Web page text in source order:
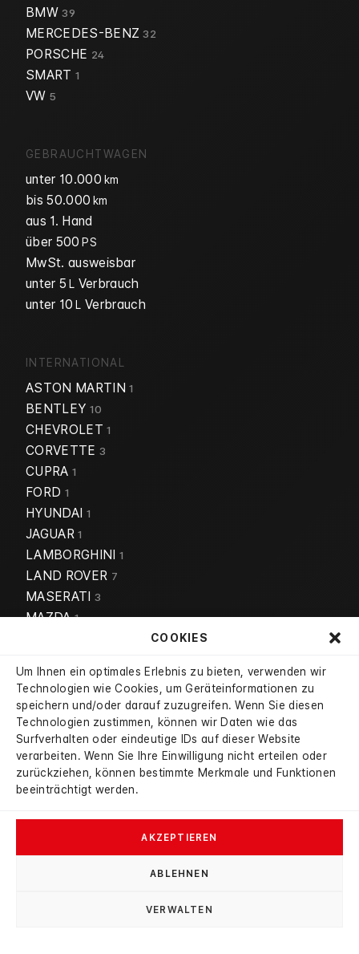
COOKIES
Um Ihnen ein optimales Erlebnis zu bieten, verwenden wir
Technologien wie Cookies, um Geräteinformationen zu
speichern und/oder darauf zuzugreifen. Wenn Sie diesen
Technologien zustimmen, können wir Daten wie das
Surfverhalten oder eindeutige IDs auf dieser Website
verarbeiten. Wenn Sie Ihre Einwilligung nicht erteilen oder
zurückziehen, können bestimmte Merkmale und Funktionen
beeinträchtigt werden.
AKZEPTIEREN
ABLEHNEN
VERWALTEN
Autohaus Haybat
Gottlob Bauknecht Straße 2
75365 Calw
07051 968 66 95
WhatsApp schreiben
BMW39
MERCEDES-BENZ32
PORSCHE 24
SMART 1
VW 5
GEBRAUCHTWAGEN
unter 10.000 km
bis 50.000 km
aus 1. Hand
über 500 PS
MwSt. ausweisbar
unter 5 L Verbrauch
unter 10 L Verbrauch
INTERNATIONAL
ASTON MARTIN1
BENTLEY 10
CHEVROLET1
CORVETTE 3
CUPRA 1
FORD 1
HYUNDAI 1
JAGUAR1
LAMBORGHINI 1
LAND ROVER 7
MASERATI 3
MAZDA1